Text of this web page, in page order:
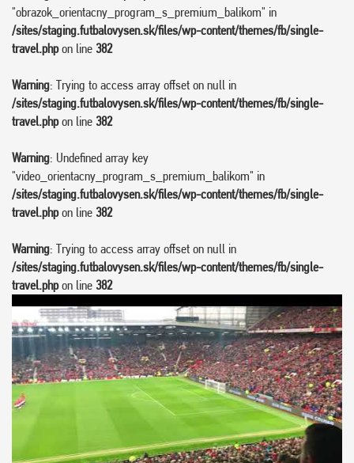
"obrazok_orientacny_program_s_premium_balikom" in
/sites/staging.futbalovysen.sk/files/wp-content/themes/fb/single-
travel.phpon line 382
Warning: Trying to access array offset on null in
/sites/staging.futbalovysen.sk/files/wp-content/themes/fb/single-
travel.phpon line 382
Warning: Undefined array key
"video_orientacny_program_s_premium_balikom" in
/sites/staging.futbalovysen.sk/files/wp-content/themes/fb/single-
travel.phpon line 382
Warning: Trying to access array offset on null in
/sites/staging.futbalovysen.sk/files/wp-content/themes/fb/single-
travel.phpon line 382